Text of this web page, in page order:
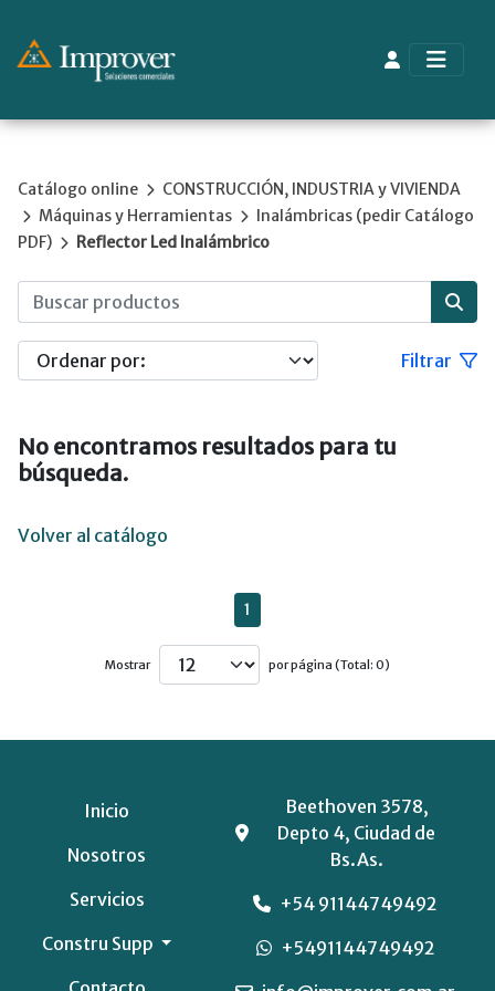
Catálogo online
CONSTRUCCIÓN, INDUSTRIA y VIVIENDA
Máquinas y Herramientas
Inalámbricas (pedir Catálogo
PDF)
Reflector Led Inalámbrico
Filtrar
No encontramos resultados para tu
búsqueda.
Volver al catálogo
1
Mostrar por página (Total: 0)
Inicio
Nosotros
Servicios
Constru Supp
Beethoven 3578,
Depto 4, Ciudad de
Bs.As.
+54 91144749492
+5491144749492